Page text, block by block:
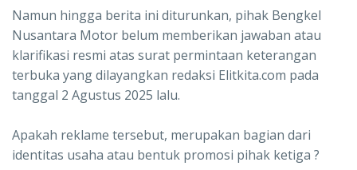
Namun hingga berita ini diturunkan, pihak Bengkel
Nusantara Motor belum memberikan jawaban atau
klarifikasi resmi atas surat permintaan keterangan
terbuka yang dilayangkan redaksi Elitkita.com pada
tanggal 2 Agustus 2025 lalu.
Apakah reklame tersebut, merupakan bagian dari
identitas usaha atau bentuk promosi pihak ketiga ?